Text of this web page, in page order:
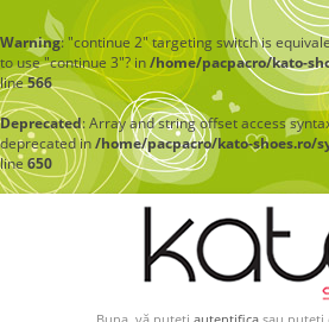
Warning: "continue 2" targeting switch is
to use "continue 3"? in/home/pacpacro/kato-
line566
Deprecated: Array and string offset access
deprecated in/home/pacpacro/kato-shoes.ro/
line650